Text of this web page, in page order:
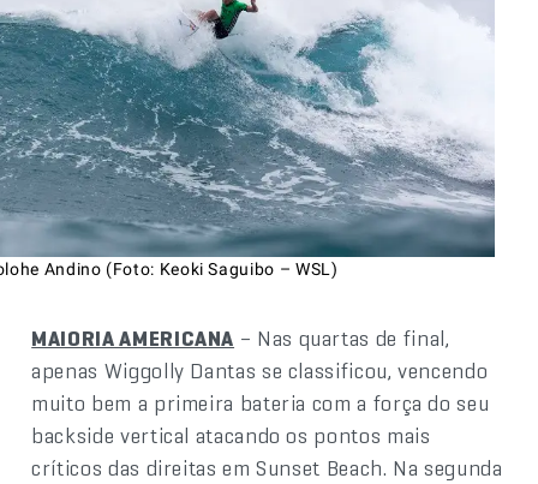
Andino (Foto: Keoki Saguibo – WSL)
MAIORIA AMERICANA – Nas quartas de final,
apenas Wiggolly Dantas se classificou, vencendo
muito bem a primeira bateria com a força do seu
backside vertical atacando os pontos mais
críticos das direitas em Sunset Beach. Na segunda